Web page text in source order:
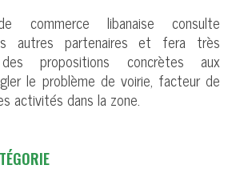
commerce libanaise consulte
autres partenaires et fera très
des propositions concrètes aux
le problème de voirie, facteur de
activités dans la zone.